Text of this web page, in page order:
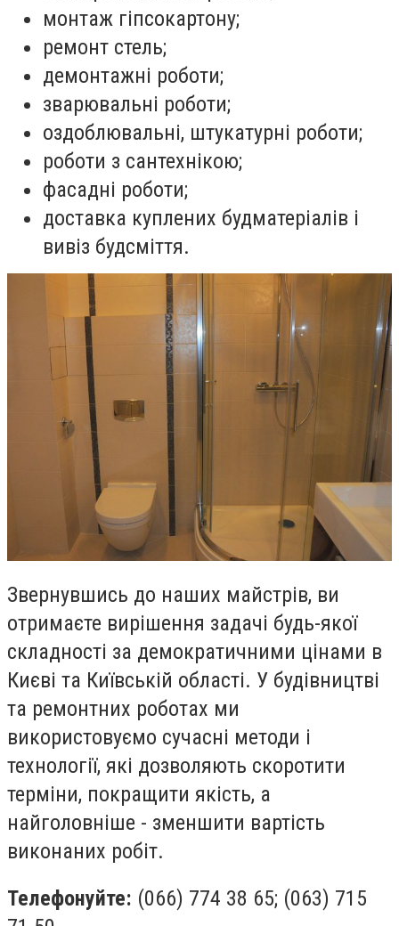
монтаж гіпсокартону;
ремонт стель;
демонтажні роботи;
зварювальні роботи;
оздоблювальні, штукатурні роботи;
роботи з сантехнікою;
фасадні роботи;
доставка куплених будматеріалів і
вивіз будсміття.
Звернувшись до наших майстрів, ви
отримаєте вирішення задачі будь-якої
складності за демократичними цінами в
Києві та Київській області. У будівництві
та ремонтних роботах ми
використовуємо сучасні методи і
технології, які дозволяють скоротити
терміни, покращити якість, а
найголовніше - зменшити вартість
виконаних робіт.
Телефонуйте: (066) 774 38 65; (063) 715